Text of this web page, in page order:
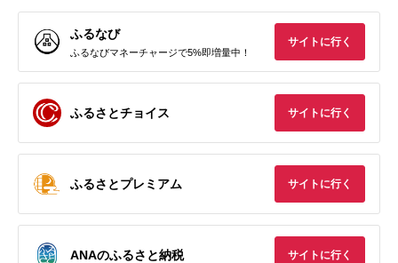
ふるなび
ふるなびマネーチャージで5%即増量中！
サイトに行く
ふるさとチョイス サイトに行く
ふるさとプレミアム サイトに行く
ANAのふるさと納税 サイトに行く